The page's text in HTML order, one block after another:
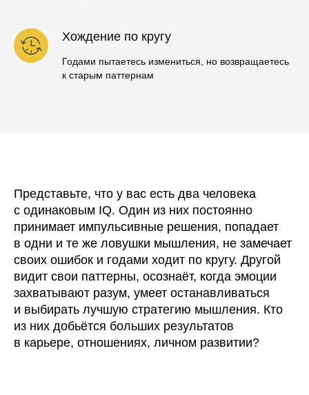
Хождение по кругу
Годами пытаетесь измениться, но возвращаетесь
к старым паттернам
Представьте, что у вас есть два человека
с одинаковым IQ. Один из них постоянно
принимает импульсивные решения, попадает
в одни и те же ловушки мышления, не замечает
своих ошибок и годами ходит по кругу. Другой
видит свои паттерны, осознаёт, когда эмоции
захватывают разум, умеет останавливаться
и выбирать лучшую стратегию мышления. Кто
из них добьётся больших результатов
в карьере, отношениях, личном развитии?